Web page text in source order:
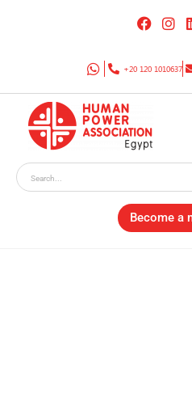
+20 120 1010637
Become a